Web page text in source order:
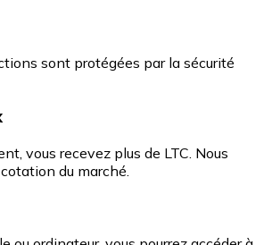
sont protégées par la sécurité
vous recevez plus de LTC. Nous
du marché.